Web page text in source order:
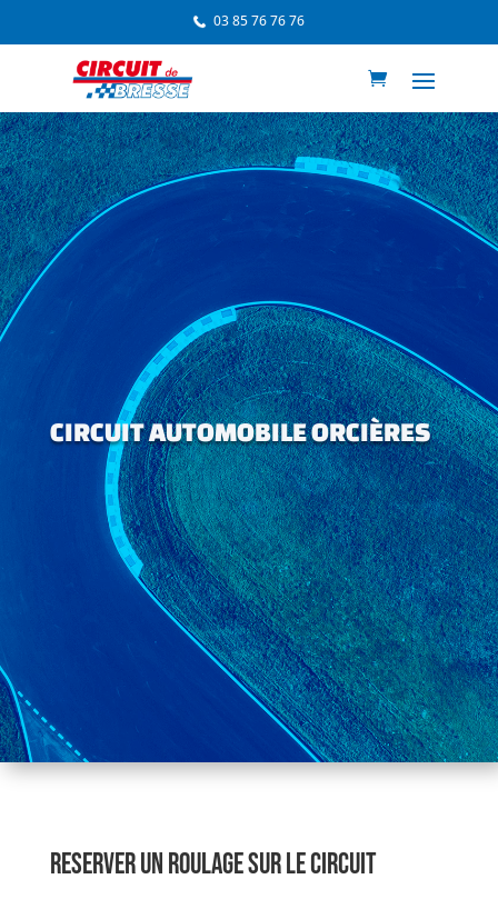
03 85 76 76 76
CIRCUIT AUTOMOBILE ORCIÈRES
RESERVER UN ROULAGE SUR LE CIRCUIT